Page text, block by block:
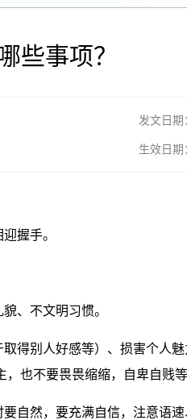
些事项？
发文日期
生效日期
握手。
、不文明习惯。
得别人好感等）、损害个人
也不要畏畏缩缩，自卑自贱等
自然，要充满自信，注意语速